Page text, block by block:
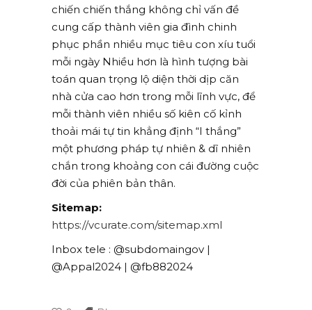
chiến chiến thắng không chỉ vấn đề
cung cấp thành viên gia đình chinh
phục phần nhiều mục tiêu con xíu tuổi
mỗi ngày Nhiều hơn là hình tượng bài
toán quan trọng lộ diện thời dịp căn
nhà cửa cao hơn trong mỗi lĩnh vực, để
mỗi thành viên nhiều số kiên cố kỉnh
thoải mái tự tin khẳng định “I thắng”
một phương pháp tự nhiên & dĩ nhiên
chắn trong khoảng con cái đường cuộc
đời của phiên bản thân.
Sitemap:
https://vcurate.com/sitemap.xml
Inbox tele : @subdomaingov |
@Appal2024 | @fb882024